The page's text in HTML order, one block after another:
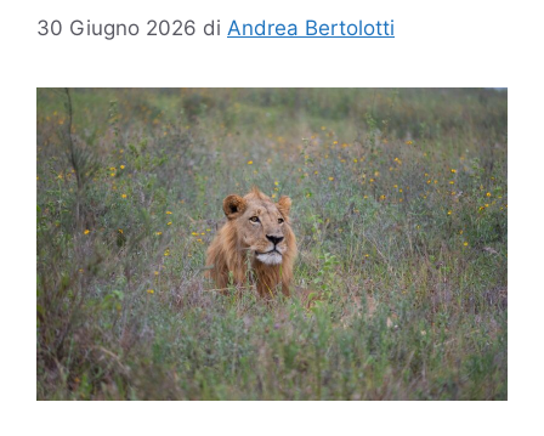
30 Giugno 2026 di Andrea Bertolotti